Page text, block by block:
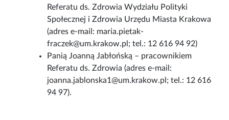
Referatu ds. Zdrowia Wydziału Polityki
Społecznej i Zdrowia Urzędu Miasta Krakowa
(adres e-mail: maria.pietak-
fraczek@um.krakow.pl; tel.: 12 616 94 92)
Panią Joanną Jabłońską – pracownikiem
Referatu ds. Zdrowia (adres e-mail:
joanna.jablonska1@um.krakow.pl; tel.: 12 616
94 97).